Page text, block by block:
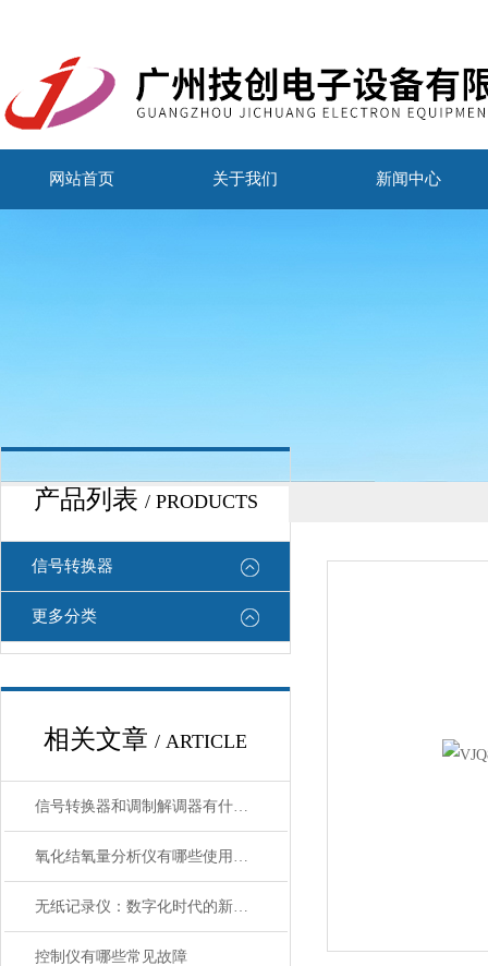
网站首页 关于我们 新闻中心
产品列表 / PRODUCTS
信号转换器
更多分类
相关文章 / ARTICLE
信号转换器和调制解调器有什么区别
氧化结氧量分析仪有哪些使用注意事项
无纸记录仪：数字化时代的新选择
控制仪有哪些常见故障